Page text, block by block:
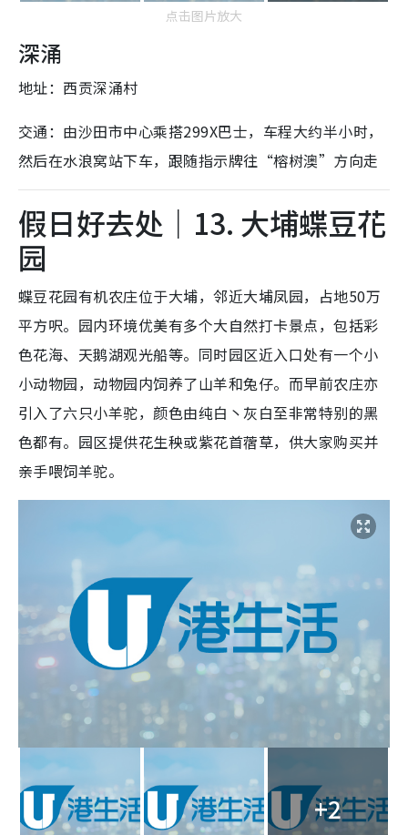
点击图片放大
深涌
地址：西贡深涌村
交通：由沙田市中心乘搭299X巴士，车程大约半小时，
然后在水浪窝站下车，跟随指示牌往“榕树澳”方向走
假日好去处｜13. 大埔蝶豆花
园
蝶豆花园有机农庄位于大埔，邻近大埔凤园，占地50万
平方呎。园内环境优美有多个大自然打卡景点，包括彩
色花海、天鹅湖观光船等。同时园区近入口处有一个小
小动物园，动物园内饲养了山羊和兔仔。而早前农庄亦
引入了六只小羊驼，颜色由纯白丶灰白至非常特别的黑
色都有。园区提供花生秧或紫花首蓿草，供大家购买并
亲手喂饲羊驼。
+2